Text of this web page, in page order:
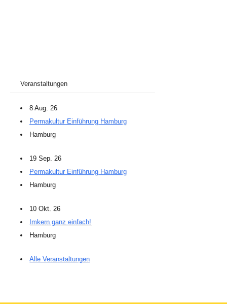
Veranstaltungen
8 Aug. 26
Permakultur Einführung Hamburg
Hamburg
19 Sep. 26
Permakultur Einführung Hamburg
Hamburg
10 Okt. 26
Imkern ganz einfach!
Hamburg
Alle Veranstaltungen